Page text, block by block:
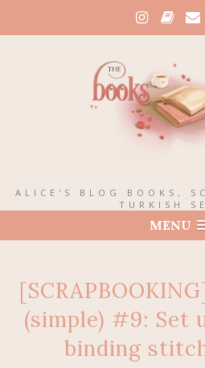
ALICE'S BLOG BOOKS,
TURKISH
MENU
(simple) #9: Set
binding